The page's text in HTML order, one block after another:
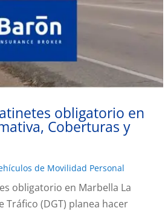
obligatorio en
Coberturas y
de Movilidad Personal
obligatorio en Marbella La
Tráfico (DGT) planea hacer